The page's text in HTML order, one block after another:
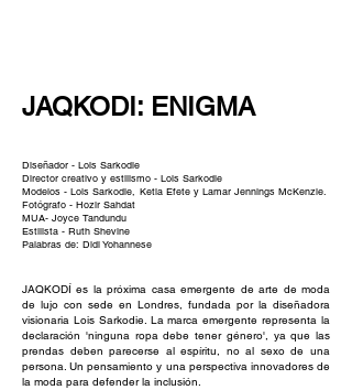
JAQKODI: ENIGMA
Diseñador - Lois Sarkodie
Director creativo y estilismo - Lois Sarkodie
Modelos - Lois Sarkodie, Ketia Efete y Lamar Jennings McKenzie.
Fotógrafo - Hozir Sahdat
MUA- Joyce Tandundu
Estilista - Ruth Shevine
Palabras de: Didi Yohannese
JAQKODÍ es la próxima casa emergente de arte de moda
de lujo con sede en Londres, fundada por la diseñadora
visionaria Lois Sarkodie. La marca emergente representa la
declaración 'ninguna ropa debe tener género', ya que las
prendas deben parecerse al espíritu, no al sexo de una
persona. Un pensamiento y una perspectiva innovadores de
la moda para defender la inclusión.